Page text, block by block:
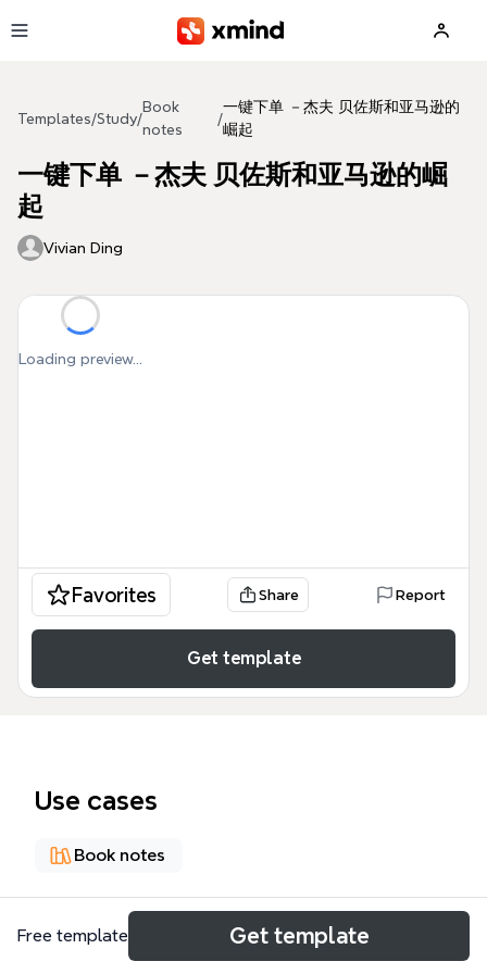
Templates/Study/
Book
notes
/
一键下单 －杰夫 贝佐斯和亚马逊的
崛起
一键下单 －杰夫 贝佐斯和亚马逊的崛
起
Vivian Ding
Loading preview...
Favorites Share Report
Get template
Use cases
Book notes
About
Free template Get template